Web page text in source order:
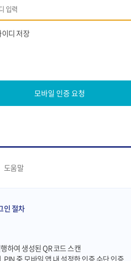
이디 저장
모바일 인증 요청
도움말
인 절차
하여 생성된 QR 코드 스캔